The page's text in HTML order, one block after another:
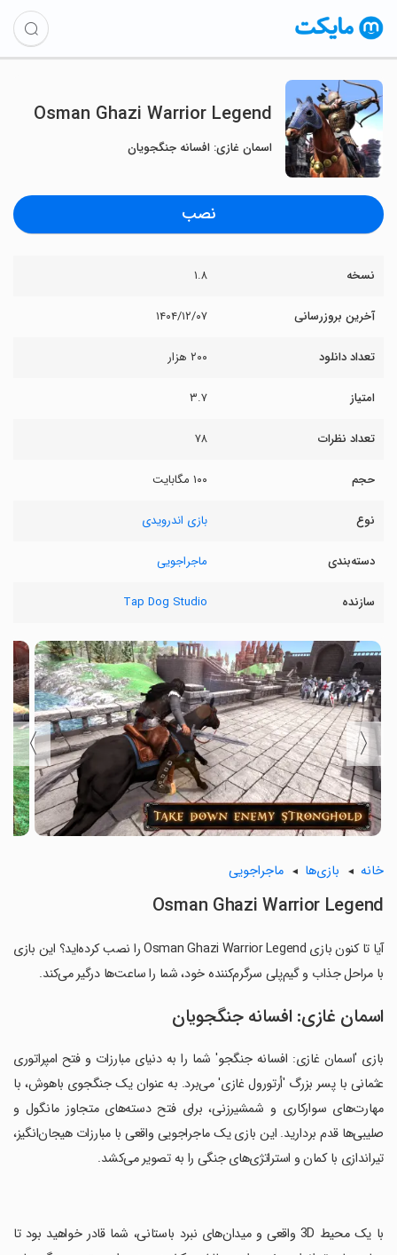
Osman Ghazi Warrior Legend
اسمان غازی: افسانه جنگجویان
نصب
نسخه ۱.۸
آخرین بروزرسانی ۱۴۰۴/۱۲/۰۷
تعداد دانلود ۲۰۰ هزار
امتیاز ۳.۷
تعداد نظرات ۷۸
حجم ۱۰۰ مگابایت
نوع بازی اندرویدی
دسته‌بندی ماجراجویی
سازنده Tap Dog Studio
〈
〉
خانه بازی‌ها ماجراجویی
Osman Ghazi Warrior Legend
آیا تا کنون بازی Osman Ghazi Warrior Legend را نصب کرده‌اید؟ این بازی
با مراحل جذاب و گیم‌پلی سرگرم‌کننده خود، شما را ساعت‌ها درگیر می‌کند.
اسمان غازی: افسانه جنگجویان
بازی 'اسمان غازی: افسانه جنگجو' شما را به دنیای مبارزات و فتح امپراتوری
عثمانی با پسر بزرگ 'أرتورول غازی' می‌برد. به عنوان یک جنگجوی باهوش، با
مهارت‌های سوارکاری و شمشیرزنی، برای فتح دسته‌های متجاوز مانگول و
صلیبی‌ها قدم بردارید. این بازی یک ماجراجویی واقعی با مبارزات هیجان‌انگیز،
تیراندازی با کمان و استراتژی‌های جنگی را به تصویر می‌کشد.
‏با یک محیط 3D واقعی و میدان‌های نبرد باستانی، شما قادر خواهید بود تا